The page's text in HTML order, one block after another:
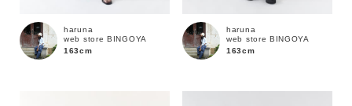
haruna
web store BINGOYA
163cm
haruna
web store BINGOYA
163cm